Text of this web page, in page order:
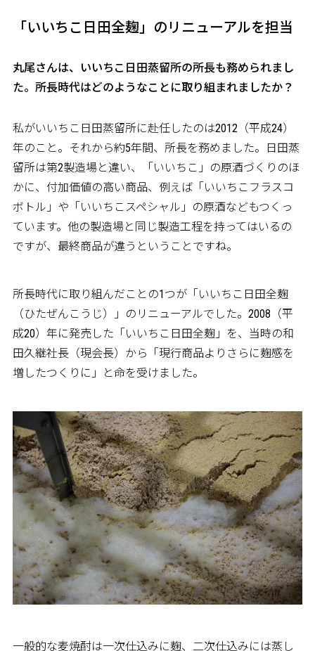
「いいちこ日田全麹」のリニューアルを担当
――丸尾さんは、いいちこ日田蒸留所の所長も務められまし
た。所長時代はどのようなことに取り組まれましたか？
私がいいちこ日田蒸留所に赴任したのは2012（平成24）
年のこと。それから約5年間、所長を務めました。日田蒸
留所は第2製造場と違い、「いいちこ」の原酒づくりのほ
かに、付加価値の高い商品、例えば「いいちこフラスコ
ボトル」や「いいちこスペシャル」の原酒などもつくっ
ています。他の製造場と同じ製造工程を持ってはいるの
ですが、最終商品が違うということですね。
所長時代に取り組んだことの1つが「いいちこ日田全麹
（ひたぜんこうじ）」のリニューアルでした。2008（平
成20）年に発売した「いいちこ日田全麹」を、当時の和
田久継社長（現会長）から「現行商品よりさらに麹感を
増したつくりに」と命を受けました。
一般的な麦焼酎は一次仕込みに麹、二次仕込みには蒸し